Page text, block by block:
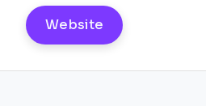
Website